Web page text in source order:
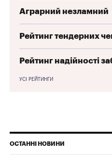
Аграрний незламний
Рейтинг тендерних
Рейтинг надійності
УСІ РЕЙТИНГИ
ОСТАННІ НОВИНИ